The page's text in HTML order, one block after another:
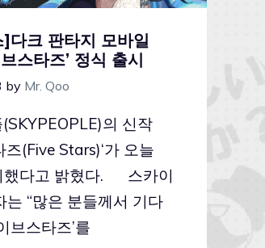
다크 판타지 모바일
스타즈’ 정식 출시
by Mr. Qoo
의 신작
즈(Five Stars)‘가 오늘
했다고 밝혔다. 스카이
는 “많은 분들께서 기다
브스타즈’를